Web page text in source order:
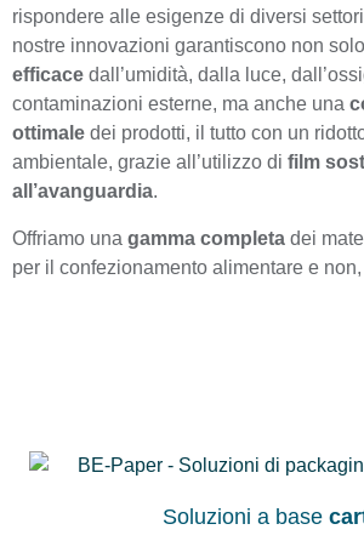
rispondere alle esigenze di diversi
nostre innovazioni garantiscono non
efficace dall’umidità, dalla luce,
contaminazioni esterne, ma anche una
ottimale dei prodotti, il tutto con un
ambientale, grazie all’utilizzo di film
all’avanguardia.
Offriamo una gamma completa dei
per il confezionamento alimentare e
Soluzioni a base